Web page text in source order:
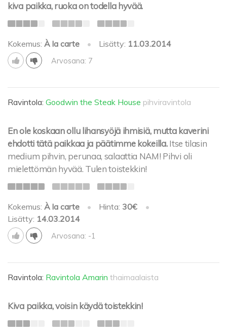
kiva paikka, ruoka on todella hyvää.
Kokemus: À la carte • Lisätty: 11.03.2014
Arvosana: 7
Ravintola: Goodwin the Steak House pihviravintola
En ole koskaan ollu lihansyöjä ihmisiä, mutta kaverini
ehdotti tätä paikkaa ja päätimme kokeilla. Itse tilasin
medium pihvin, perunaa, salaattia NAM! Pihvi oli
mielettömän hyvää. Tulen toistekkin!
Kokemus: À la carte • Hinta: 30€
•
Lisätty: 14.03.2014
Arvosana: -1
Ravintola: Ravintola Amarin thaimaalaista
Kiva paikka, voisin käydä toistekkin!